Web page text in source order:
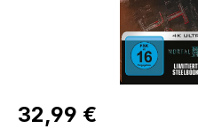
Regulärer Preis:
32,99 €